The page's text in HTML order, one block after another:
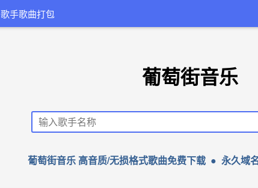
歌手歌曲打包
葡萄街音乐
葡萄街音乐 高音质/无损格式歌曲免费下载 ● 永久域